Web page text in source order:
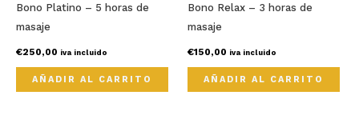
Bono Platino – 5 horas de
masaje
€250,00 iva incluido
AÑADIR AL CARRITO
Bono Relax – 3 horas de
masaje
€150,00 iva incluido
AÑADIR AL CARRITO